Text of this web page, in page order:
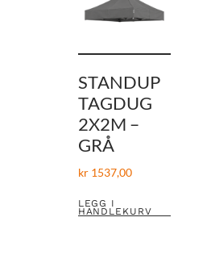
STANDUP
TAGDUG
2X2M –
GRÅ
kr1537,00
LEGG I
HANDLEKURV